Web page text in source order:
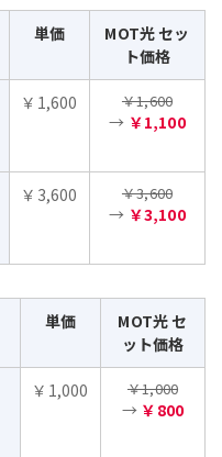
単価
MOT光 セッ
ト価格
￥1,600 ￥1,600
→ ￥1,100
￥3,600 ￥3,600
→ ￥3,100
単価
MOT光 セ
ット価格
￥1,000 ￥1,000
→ ￥800